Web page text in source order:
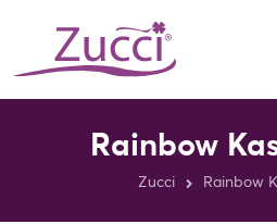
Rainbow
Zucci Rainbow